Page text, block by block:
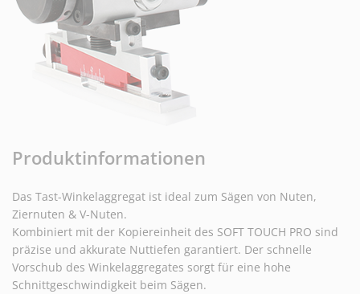
Produktinformationen
Das Tast-Winkelaggregat ist ideal zum Sägen von Nuten,
Ziernuten & V-Nuten.
Kombiniert mit der Kopiereinheit des SOFT TOUCH PRO sind
präzise und akkurate Nuttiefen garantiert. Der schnelle
Vorschub des Winkelaggregates sorgt für eine hohe
Schnittgeschwindigkeit beim Sägen.